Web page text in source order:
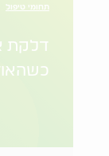
תחומי טיפול
דלקת